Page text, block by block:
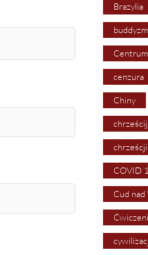
Brazylia
buddyzm
cenzura
Chiny
COVID
Cud nad